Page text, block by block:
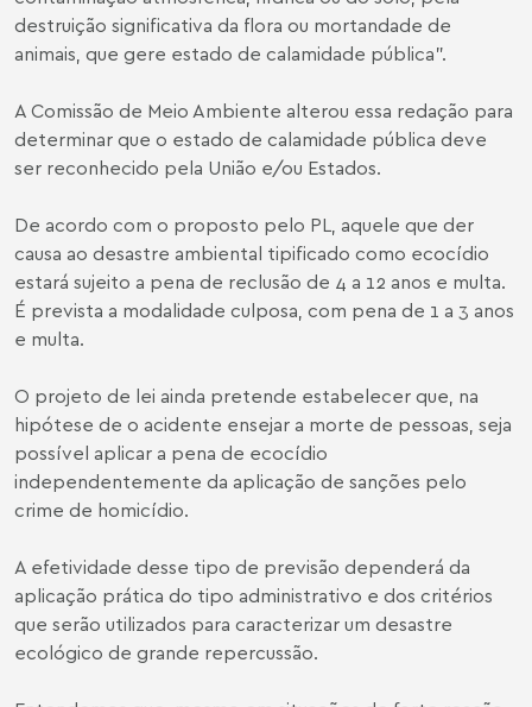
destruição significativa da flora ou mortandade de
animais, que gere estado de calamidade pública”.
A Comissão de Meio Ambiente alterou essa redação para
determinar que o estado de calamidade pública deve
ser reconhecido pela União e/ou Estados.
De acordo com o proposto pelo PL, aquele que der
causa ao desastre ambiental tipificado como ecocídio
estará sujeito a pena de reclusão de 4 a 12 anos e multa.
É prevista a modalidade culposa, com pena de 1 a 3 anos
e multa.
O projeto de lei ainda pretende estabelecer que, na
hipótese de o acidente ensejar a morte de pessoas, seja
possível aplicar a pena de ecocídio
independentemente da aplicação de sanções pelo
crime de homicídio.
A efetividade desse tipo de previsão dependerá da
aplicação prática do tipo administrativo e dos critérios
que serão utilizados para caracterizar um desastre
ecológico de grande repercussão.